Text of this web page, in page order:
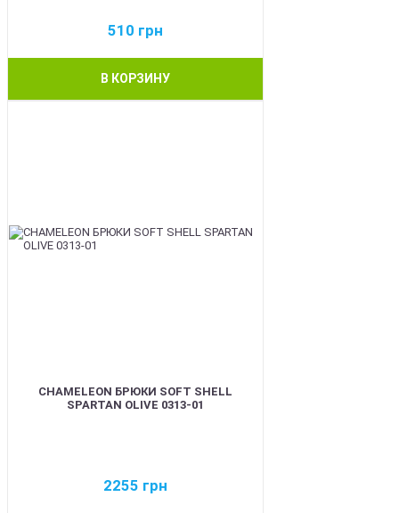
510 грн
В КОРЗИНУ
CHAMELEON БРЮКИ SOFT SHELL
SPARTAN OLIVE 0313-01
2255 грн